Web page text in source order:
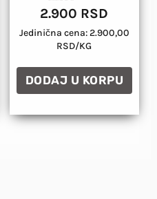
Ocenjeno
sa
4.82
od 5
2.900 RSD
Jedinična cena: 2.900,00
RSD/KG
DODAJ U KORPU